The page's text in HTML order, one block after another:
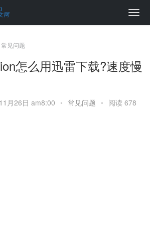
常见问题
怎么用迅雷下载?速度慢
月26日 am8:00 • 常见问题 • 阅读 678